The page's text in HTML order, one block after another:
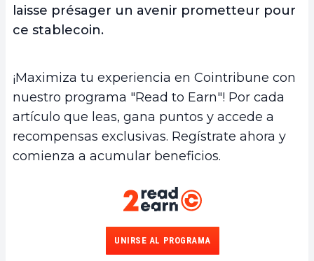
laisse présager un avenir prometteur pour
ce stablecoin.
¡Maximiza tu experiencia en Cointribune con
nuestro programa "Read to Earn"! Por cada
artículo que leas, gana puntos y accede a
recompensas exclusivas. Regístrate ahora y
comienza a acumular beneficios.
UNIRSE AL PROGRAMA